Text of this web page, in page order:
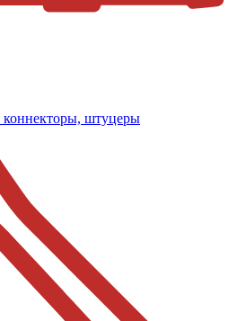
штуцеры